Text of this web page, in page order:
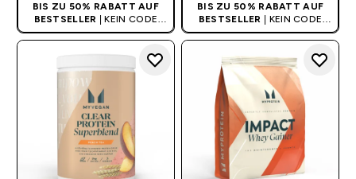
BIS ZU 50% RABATT AUF
BESTSELLER
| KEIN CODE
BENÖTIGT
BIS ZU 50% RABATT AUF
BESTSELLER
| KEIN CODE
BENÖTIGT